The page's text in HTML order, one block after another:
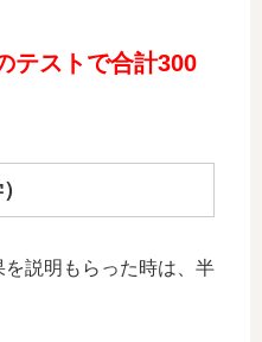
テストで合計300
説明もらった時は、半